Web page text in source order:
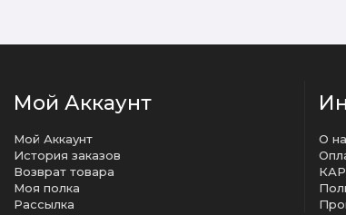
Мой Аккаунт
Мой Аккаунт
История заказов
Возврат товара
Моя полка
Рассылка
О